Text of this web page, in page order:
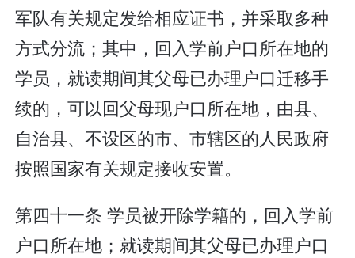
军队有关规定发给相应证书，并采取多种
方式分流；其中，回入学前户口所在地的
学员，就读期间其父母已办理户口迁移手
续的，可以回父母现户口所在地，由县、
自治县、不设区的市、市辖区的人民政府
按照国家有关规定接收安置。
第四十一条 学员被开除学籍的，回入学前
户口所在地；就读期间其父母已办理户口